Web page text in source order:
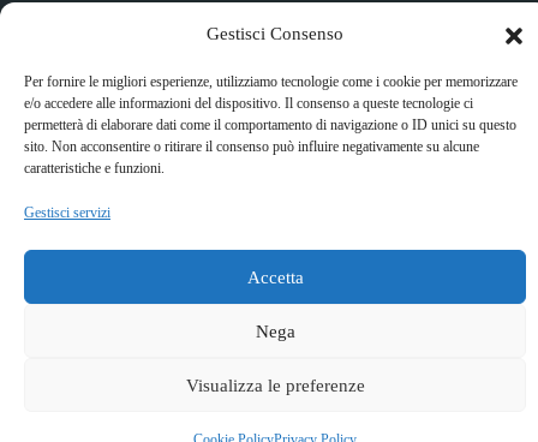
Gestisci Consenso
Per fornire le migliori esperienze, utilizziamo tecnologie come i cookie per memorizzare
e/o accedere alle informazioni del dispositivo. Il consenso a queste tecnologie ci
permetterà di elaborare dati come il comportamento di navigazione o ID unici su questo
sito. Non acconsentire o ritirare il consenso può influire negativamente su alcune
caratteristiche e funzioni.
Gestisci servizi
Accetta
Nega
Visualizza le preferenze
Attuazione Misure PNRR
Piano di miglioramento del sito